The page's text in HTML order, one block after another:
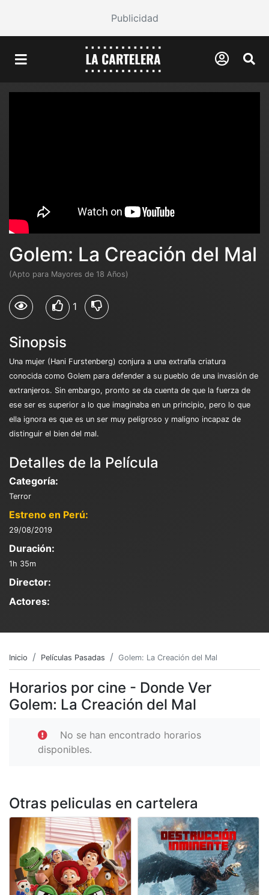
Publicidad
Golem: La Creación del Mal
(Apto para Mayores de 18 Años)
1
Sinopsis
Una mujer (Hani Furstenberg) conjura a una extraña criatura
conocida como Golem para defender a su pueblo de una invasión de
extranjeros. Sin embargo, pronto se da cuenta de que la fuerza de
ese ser es superior a lo que imaginaba en un principio, pero lo que
ella ignora es que es un ser muy peligroso y maligno incapaz de
distinguir el bien del mal.
Detalles de la Película
Categoría:
Terror
Estreno en Perú:
29/08/2019
Duración:
1h 35m
Director:
Actores:
Inicio Películas Pasadas Golem: La Creación del Mal
Horarios por cine - Donde Ver
Golem: La Creación del Mal
No se han encontrado horarios
disponibles.
Otras peliculas en cartelera